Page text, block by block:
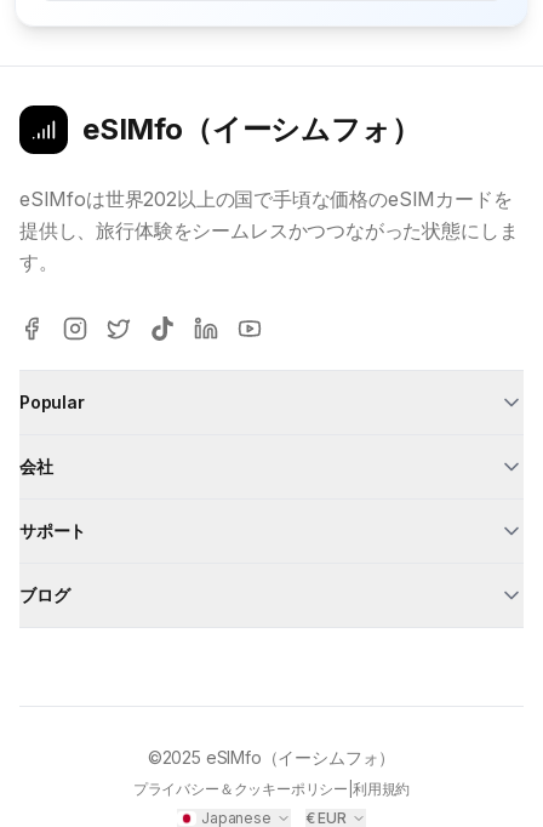
eSIMfo（イーシムフォ）
eSIMfoは世界202以上の国で手頃な価格のeSIMカードを
提供し、旅行体験をシームレスかつつながった状態にしま
す。
Popular
会社
サポート
ブログ
©2025 eSIMfo（イーシムフォ）
プライバシー＆クッキーポリシー 利用規約
Japanese
€EUR